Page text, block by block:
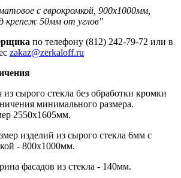
с еврокромкой, 900х1000мм,
крепеж 50мм от углов"
по телефону (812) 242-79-72 или в
zakaz@zerkaloff.ru
из сырого стекла без обработки кромки
минимального размера.
2550х1605мм.
изделий из сырого стекла 6мм с
- 800х1000мм.
фасадов из стекла - 140мм.